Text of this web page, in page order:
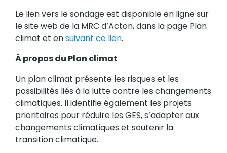
Le lien vers le sondage est disponible en ligne sur
le site web de la MRC d’Acton, dans la page Plan
climat et ensuivant ce lien.
À propos du Plan climat
Un plan climat présente les risques et les
possibilités liés à la lutte contre les changements
climatiques. Il identifie également les projets
prioritaires pour réduire les GES, s’adapter aux
changements climatiques et soutenir la
transition climatique.